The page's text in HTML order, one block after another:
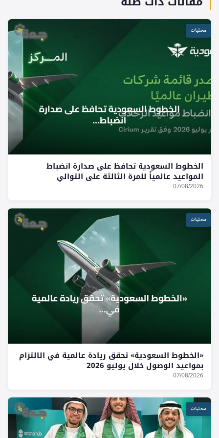
محليات
الخطوط السعودية تحافظ على صدارة انضباط
المواعيد عالمياً للمرة الثالثة على التوالي
07/08/2026
محليات
«الخطوط السعودية» تحقق ريادة عالمية في الالتزام
بمواعيد الوصول خلال يوليو 2026
07/08/2026
محليات